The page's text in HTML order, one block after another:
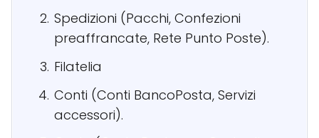
Spedizioni (Pacchi, Confezioni
preaffrancate, Rete Punto Poste).
Filatelia
Conti (Conti BancoPosta, Servizi
accessori).